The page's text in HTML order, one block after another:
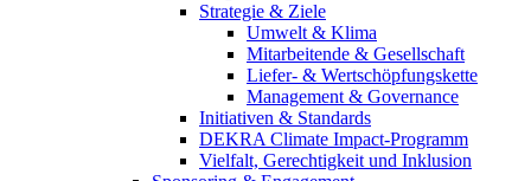
Strategie & Ziele
Umwelt & Klima
Mitarbeitende & Gesellschaft
Liefer- & Wertschöpfungskette
Management & Governance
Initiativen & Standards
DEKRA Climate Impact-Programm
Vielfalt, Gerechtigkeit und Inklusion​